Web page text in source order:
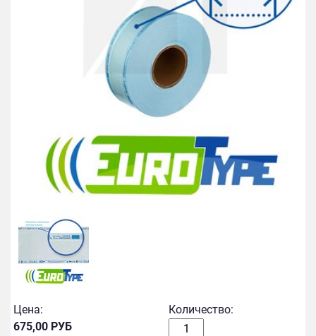
Цена:
675,00 РУБ
Количество: